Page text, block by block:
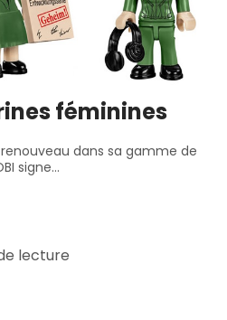
féminines
dans sa gamme de
signe...
lecture